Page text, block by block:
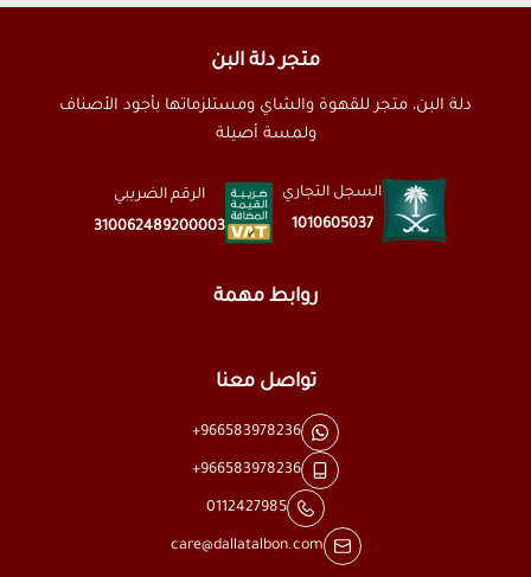
متجر دلة البن
دلة البن، متجر للقهوة والشاي ومستلزماتها بأجود الأصناف
ولمسة أصيلة
السجل التجاري
1010605037
الرقم الضريبي
310062489200003
روابط مهمة
تواصل معنا
+966583978236
+966583978236
0112427985
care@dallatalbon.com